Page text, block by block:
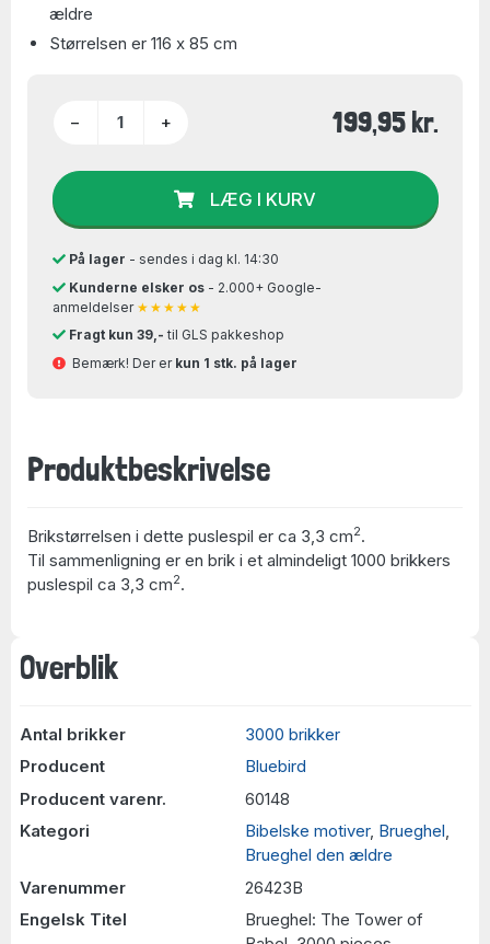
Overblik
Antal brikker
3000 brikker
Producent
Bluebird
Producent varenr.
60148
Kategori
Bibelske motiver, Brueghel,
Brueghel den ældre
Varenummer
26423B
Engelsk Titel
Brueghel: The Tower of
ældre
Størrelsen er 116 x 85 cm
− + 199,95 kr.
LÆG I KURV
På lager - sendes i dag kl. 14:30
Kunderne elsker os- 2.000+ Google-
anmeldelser ★★★★★
Fragt kun 39,- til GLS pakkeshop
Bemærk! Der er kun 1 stk. på lager
Produktbeskrivelse
Brikstørrelsen i dette puslespil er ca 3,3 cm2.
Til sammenligning er en brik i et almindeligt 1000 brikkers
puslespil ca 3,3 cm2.